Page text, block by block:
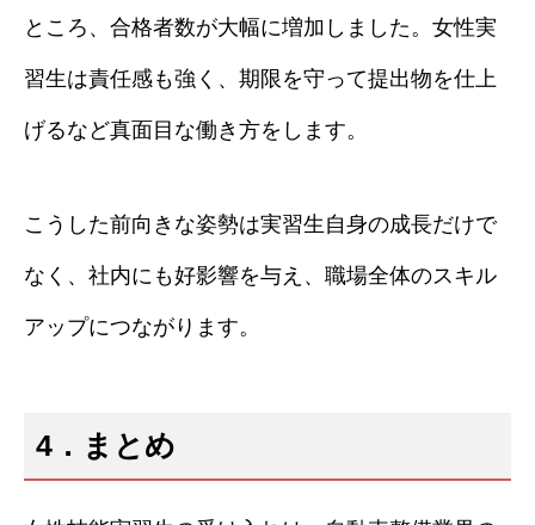
ところ、合格者数が大幅に増加しました。女性実
習生は責任感も強く、期限を守って提出物を仕上
げるなど真面目な働き方をします。
こうした前向きな姿勢は実習生自身の成長だけで
なく、社内にも好影響を与え、職場全体のスキル
アップにつながります。
4．まとめ